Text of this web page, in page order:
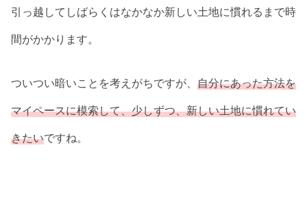
引っ越してしばらくはなかなか新しい土地に慣れるまで時
間がかかります。
ついつい暗いことを考えがちですが、 自分にあった方法を
マイペースに模索して、少しずつ、新しい土地に慣れてい
きたいですね。